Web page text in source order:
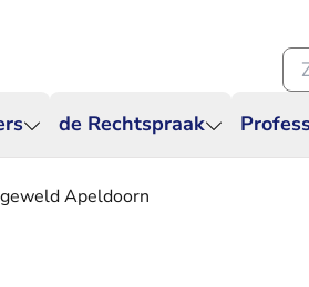
de Rechtspraak
Apeldoorn